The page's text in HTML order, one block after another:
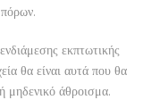
εκπτωτικής
θα είναι αυτά που θα
μηδενικό άθροισμα.